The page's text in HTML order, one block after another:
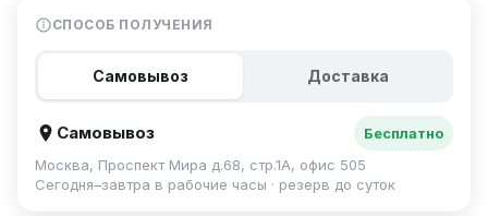
СПОСОБ ПОЛУЧЕНИЯ
Самовывоз Доставка
Самовывоз
Бесплатно
Москва, Проспект Мира д.68, стр.1А, офис 505
Сегодня–завтра в рабочие часы · резерв до суток